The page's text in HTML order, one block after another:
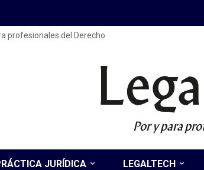
profesionales del Derecho
Por y para
JURÍDICA LEGALTECH